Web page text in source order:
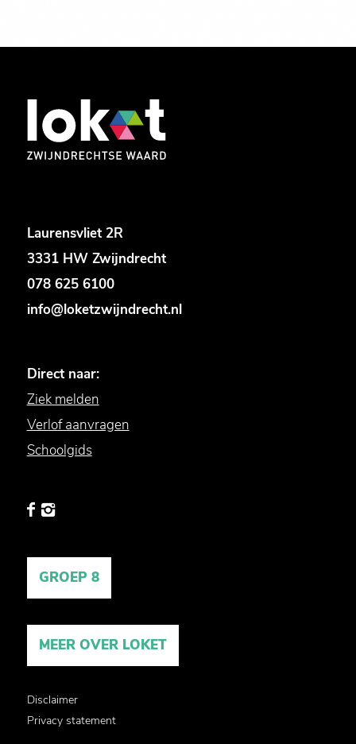
Laurensvliet 2R
3331 HW Zwijndrecht
078 625 6100
info@loketzwijndrecht.nl
Direct naar:
Ziek melden
Verlof aanvragen
Schoolgids
GROEP 8
MEER OVER LOKET
Disclaimer
Privacy statement